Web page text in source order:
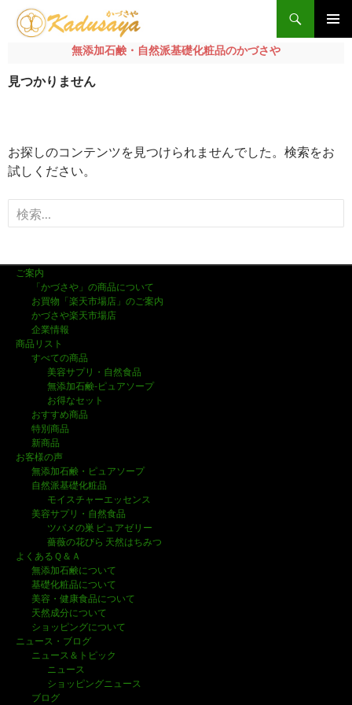
無添加石鹸・自然派基礎化粧品のかづさや
コ
へ
ス
ッ
プ
見つかりません
お探しのコンテンツを見つけられませんでした。検索をお
試しください。
検
索
ご案内
「かづさや」の商品について
お買物「楽天市場店」のご案内
かづさや楽天市場店
企業情報
商品リスト
すべての商品
美容サプリ・自然食品
無添加石鹸-ピュアソープ
お得なセット
おすすめ商品
特別商品
新商品
お客様の声
無添加石鹸・ピュアソープ
自然派基礎化粧品
モイスチャーエッセンス
美容サプリ・自然食品
ツバメの巣 ピュアゼリー
薔薇の花びら 天然はちみつ
よくあるＱ＆Ａ
無添加石鹸について
基礎化粧品について
美容・健康食品について
天然成分について
ショッピングについて
ニュース・ブログ
ニュース＆トピック
ニュース
ショッピングニュース
ブログ